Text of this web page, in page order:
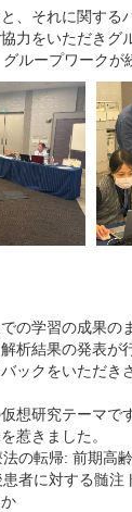
、それに関する
力をいただきグ
ループワークが
の学習の成果の
析結果の発表が
ックをいただき
想研究テーマで
惹きました。
の転帰: 前期高
者に対する髄注